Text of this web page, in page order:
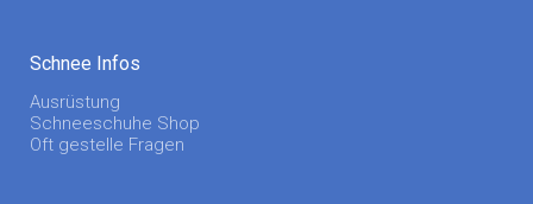
Schnee Infos
Ausrüstung
Schneeschuhe Shop
Oft gestelle Fragen